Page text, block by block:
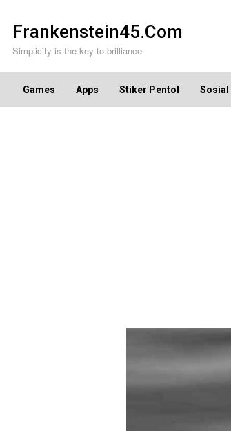
content
Frankenstein45.Com
Simplicity is the key to brilliance
Games Apps Stiker Pentol Sosial